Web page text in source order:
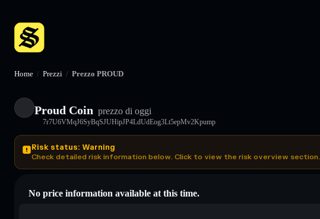
Home / Prezzi / Prezzo PROUD
Proud Coin prezzo di oggi
7r7U6VMqJ6SyBqSJUHipJP4LdUdEog3Lt5epMv2Kpump
Risk status: Warning
Check detailed risk information below. Click to view the risk overview section.
No price information available at this time.